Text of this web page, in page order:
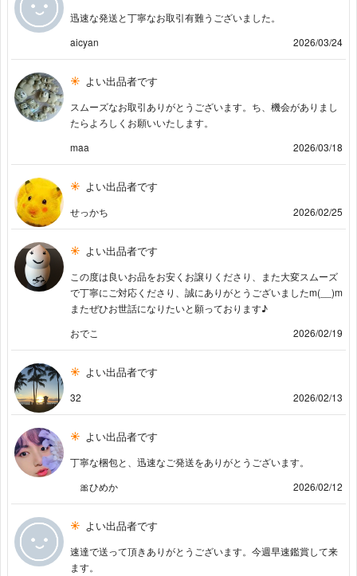
迅速な発送と丁寧なお取引有難うございました。
aicyan
2026/03/24
よい出品者です
スムーズなお取引ありがとうございます。ち、機会がありまし
たらよろしくお願いいたします。
maa
2026/03/18
よい出品者です
せっかち 2026/02/25
よい出品者です
この度は良いお品をお安くお譲りくださり、また大変スムーズ
で丁寧にご対応くださり、誠にありがとうございましたm(__)m
またぜひお世話になりたいと願っております♪
おでこ
2026/02/19
よい出品者です
32 2026/02/13
よい出品者です
丁寧な梱包と、迅速なご発送をありがとうございます。
🎀ひめか
2026/02/12
よい出品者です
速達で送って頂きありがとうございます。今週早速鑑賞して来
ます。